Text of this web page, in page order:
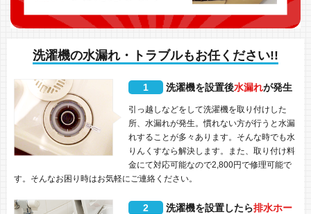
洗濯機の水漏れ・トラブルもお任ください!!
1 洗濯機を設置後水漏れが発生
引っ越しなどをして洗濯機を取り付けした
所、水漏れが発生。慣れない方が行うと水漏
れすることが多々あります。そんな時でも水
りんくすなら解決します。また、取り付け料
金にて対応可能なので2,800円で修理可能で
す。そんなお困り時はお気軽にご連絡ください。
2 洗濯機を設置したら排水ホー